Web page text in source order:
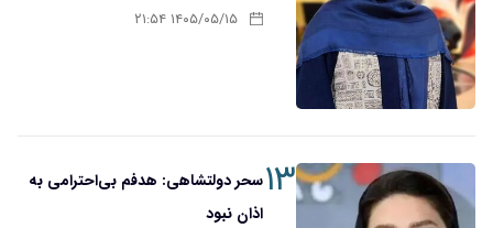
۱۴۰۵/۰۵/۱۵ ۲۱:۵۴
۱۳سحر دولتشاهی: هدفم بی‌احترامی به
اذان نبود